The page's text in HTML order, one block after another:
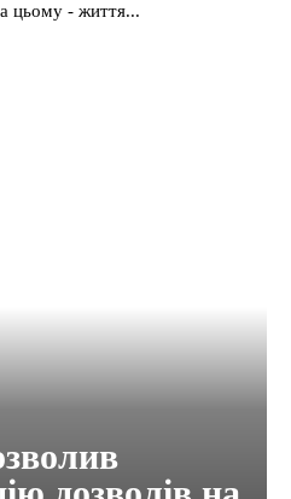
цьому - життя...